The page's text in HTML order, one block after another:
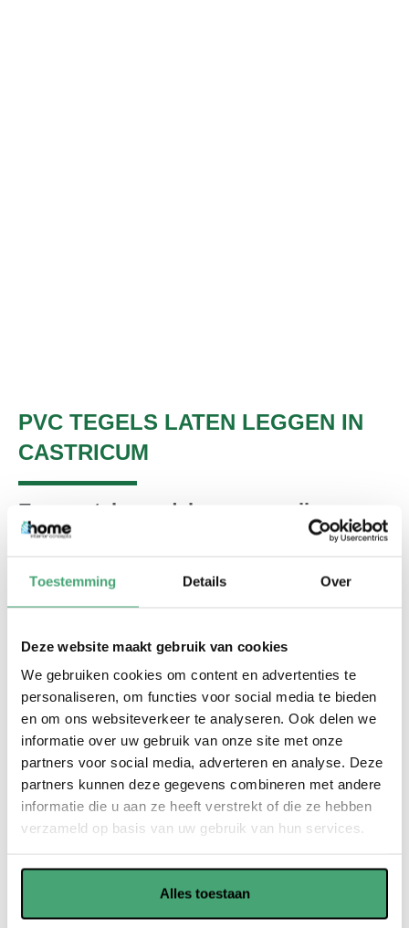
Toestemming Details Over
Deze website maakt gebruik van cookies
We gebruiken cookies om content en advertenties te
personaliseren, om functies voor social media te bieden
en om ons websiteverkeer te analyseren. Ook delen we
informatie over uw gebruik van onze site met onze
partners voor social media, adverteren en analyse. Deze
partners kunnen deze gegevens combineren met andere
informatie die u aan ze heeft verstrekt of die ze hebben
verzameld op basis van uw gebruik van hun services.
Alles toestaan
PVC TEGELS LATEN LEGGEN IN
CASTRICUM
Een aantal voordelen op een rij
PVC vloeren zijn erg geluiddempend. Hierdoor kunt u
PVC vloeren voelen comfortabel aan als u erop loopt.
vloerverwarming.
PVC vloeren zijn robuust en duurzaam. Hierdoor gaan ze
nog jaren mee en spaart u veel geld uit in de toekomst.
PVC vloeren zijn onderhoudsvriendelijk en kunnen goed
tegen vocht, dus is voor verschillende ruimtes geschikt.
Showroom in Waddinxveen